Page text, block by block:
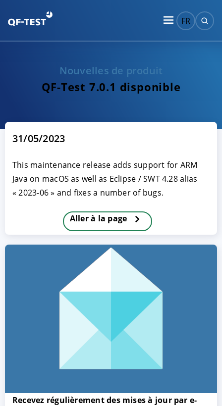
FR
Nouvelles de produit
QF-Test 7.0.1 disponible
31/05/2023
This maintenance release adds support for ARM
Java on macOS as well as Eclipse / SWT 4.28 alias
« 2023-06 » and fixes a number of bugs.
Aller à la page
Recevez régulièrement des mises à jour par e-
PARAMETRER